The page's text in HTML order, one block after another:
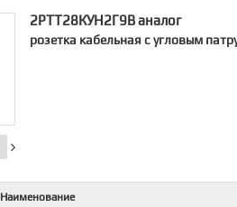
2РТТ28КУН2Г9В аналог
розетка кабельная с угловым
Наименование